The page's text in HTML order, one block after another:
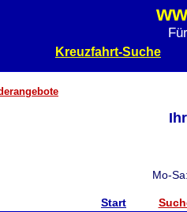
Kreuzfahrt-Suche
Mo-
Start